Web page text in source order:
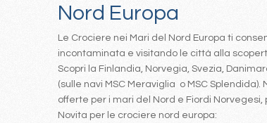
Nord Europa
Le Crociere nei Mari del Nord Europa ti
incontaminata e visitando le città alla
Scopri la Finlandia, Norvegia, Svezia,
(sulle navi MSC Meraviglia o MSC
offerte per i mari del Nord e Fiordi Norvegesi,
Novita per le crociere nord europa: